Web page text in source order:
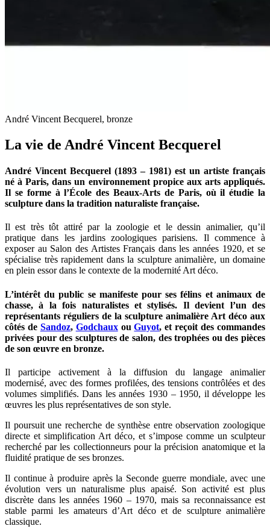
André Vincent Becquerel, bronze
La vie de André Vincent Becquerel
André Vincent Becquerel (1893 – 1981) est un artiste français
né à Paris, dans un environnement propice aux arts appliqués.
Il se forme à l’École des Beaux-Arts de Paris, où il étudie la
sculpture dans la tradition naturaliste française.
Il est très tôt attiré par la zoologie et le dessin animalier, qu’il
pratique dans les jardins zoologiques parisiens. Il commence à
exposer au Salon des Artistes Français dans les années 1920, et se
spécialise très rapidement dans la sculpture animalière, un domaine
en plein essor dans le contexte de la modernité Art déco.
L’intérêt du public se manifeste pour ses félins et animaux de
chasse, à la fois naturalistes et stylisés. Il devient l’un des
représentants réguliers de la sculpture animalière Art déco aux
côtés de Sandoz, GodchauxouGuyot, et reçoit des commandes
privées pour des sculptures de salon, des trophées ou des pièces
de son œuvre en bronze.
Il participe activement à la diffusion du langage animalier
modernisé, avec des formes profilées, des tensions contrôlées et des
volumes simplifiés. Dans les années 1930 – 1950, il développe les
œuvres les plus représentatives de son style.
Il poursuit une recherche de synthèse entre observation zoologique
directe et simplification Art déco, et s’impose comme un sculpteur
recherché par les collectionneurs pour la précision anatomique et la
fluidité pratique de ses bronzes.
Il continue à produire après la Seconde guerre mondiale, avec une
évolution vers un naturalisme plus apaisé. Son activité est plus
discrète dans les années 1960 – 1970, mais sa reconnaissance est
stable parmi les amateurs d’Art déco et de sculpture animalière
classique.